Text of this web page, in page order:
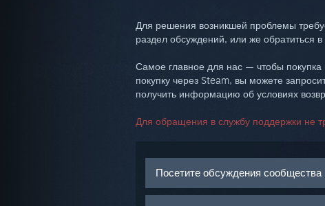
Для решения возникшей проблемы
раздел обсуждений, или же обратиться
Самое главное для нас — чтобы покупка
покупку через Steam, вы можете
получить информацию об условиях
Для обращения в службу поддержки не
Посетите обсуждения сообщества